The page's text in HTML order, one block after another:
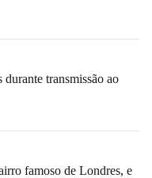
transmissão ao
famoso de Londres, e